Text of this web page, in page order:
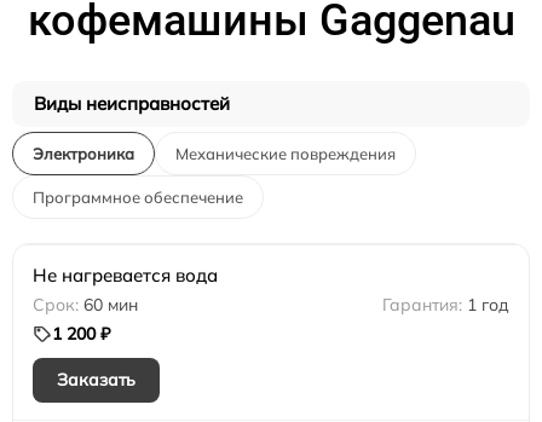
кофемашины Gaggenau
Виды неисправностей
Электроника Механические повреждения
Программное обеспечение
Не нагревается вода
60 мин
1 год
1 200 ₽
Заказать